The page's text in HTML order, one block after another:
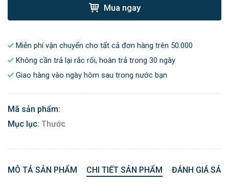
Mua ngay
Miễn phí vận chuyển cho tất cả đơn hàng trên 50.000
Không cần trả lại rắc rối, hoàn trả trong 30 ngày
Giao hàng vào ngày hôm sau trong nước bạn
Mã sản phẩm:
Mục lục: Thước
MÔ TẢ SẢN PHẨM CHI TIẾT SẢN PHẨM ĐÁNH GIÁ